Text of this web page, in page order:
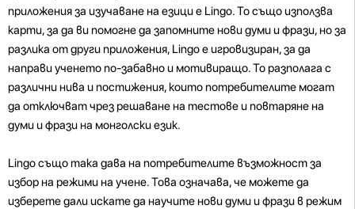
приложения за изучаване на езици е Lingo. То също използва
карти, за да ви помогне да запомните нови думи и фрази, но за
разлика от други приложения, Lingo е игровизиран, за да
направи ученето по-забавно и мотивиращо. То разполага с
различни нива и постижения, които потребителите могат
да отключват чрез решаване на тестове и повтаряне на
думи и фрази на монголски език.
Lingo също така дава на потребителите възможност за
избор на режими на учене. Това означава, че можете да
изберете дали искате да научите нови думи и фрази в режим